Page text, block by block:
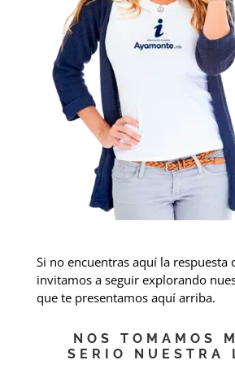
Si no encuentras aquí la respuesta
invitamos a seguir explorando
que te presentamos aquí arriba.
NOS TOMAMOS
SERIO NUESTRA